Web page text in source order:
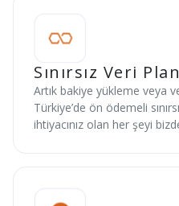
Sınırsız Veri
Artık bakiye yükleme veya
Türkiye’de ön ödemeli
ihtiyacınız olan her şeyi